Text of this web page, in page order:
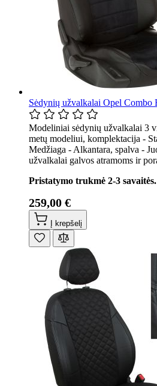
Sėdynių užvalkalai Opel Combo
Modeliniai sėdynių užvalkalai 3
metų modeliui, komplektacija -
Medžiaga - Alkantara, spalva -
užvalkalai galvos atramoms ir
Pristatymo trukmė 2-3 savaitės.
259,00 €
Į krepšelį